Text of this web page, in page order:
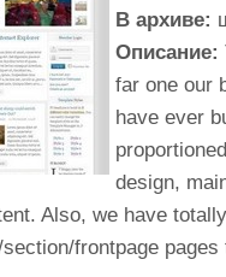
В архиве:
Описание:
far one our
have ever
design,
Also, we have
frontpage